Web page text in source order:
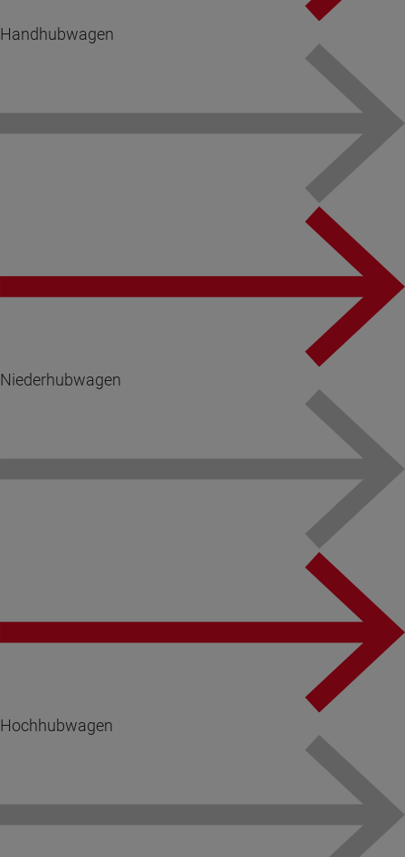
Handhubwagen
Niederhubwagen
Hochhubwagen